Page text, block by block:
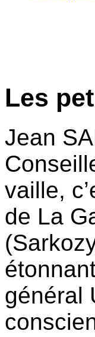
Les
Jean
vaille,
de La
général